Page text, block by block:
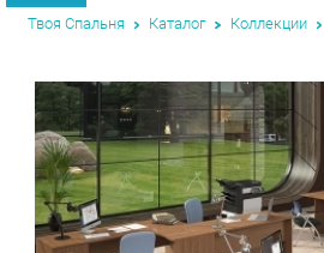
Твоя Спальня Каталог Коллекции